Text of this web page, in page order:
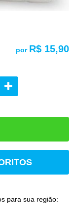
por R$ 15,90
para sua região: